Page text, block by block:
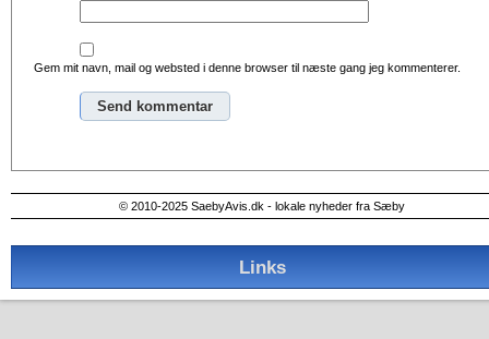
Gem mit navn, mail og websted i denne browser til næste gang jeg kommenterer.
© 2010-2025 SaebyAvis.dk - lokale nyheder fra Sæby
Links